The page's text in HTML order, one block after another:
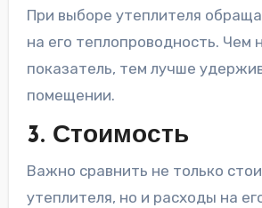
При выборе утеплителя
на его теплопроводность. Чем
показатель, тем лучше
помещении.
3. Стоимость
Важно сравнить не только
утеплителя, но и расходы на